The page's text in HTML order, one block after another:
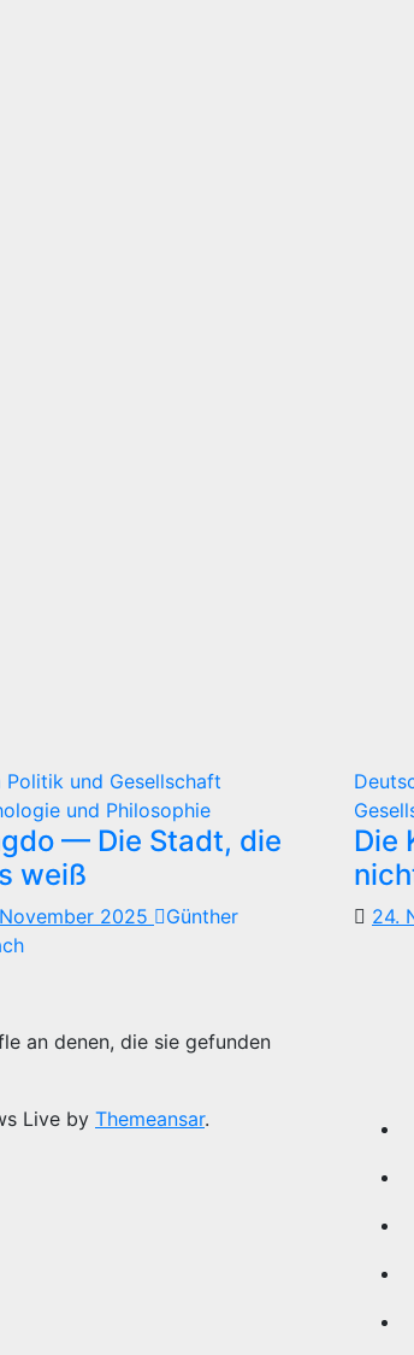
Politik und Gesellschaft
und Philosophie
— Die Stadt, die
weiß
2025
Günther
Die
24.
an denen, die sie gefunden
Live by Themeansar.